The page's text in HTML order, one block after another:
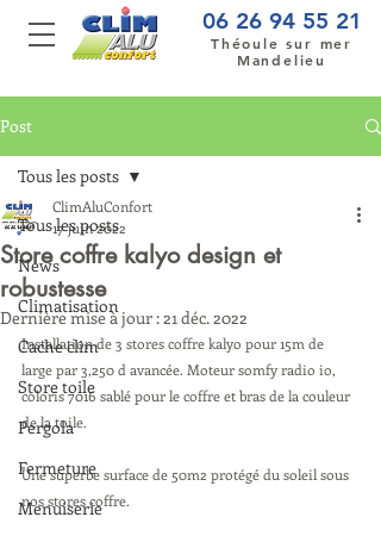
06 26 94 55 21
Théoule sur mer
Mandelieu
Post
Tous les posts
News
Climatisation
Cache clim
Store toile
Pergola
Fermeture
Menuiserie
Tous les posts
Store coffre kalyo design et
robustesse
ClimAluConfort
17 juin 2022
Dernière mise à jour :21 déc. 2022
Installation de 3 stores coffre kalyo pour 15m de
large par 3,250 d avancée. Moteur somfy radio io,
coloris 7016 sablé pour le coffre et bras de la couleur
de la toile.
Une superbe surface de 50m2 protégé du soleil sous
nos stores coffre.